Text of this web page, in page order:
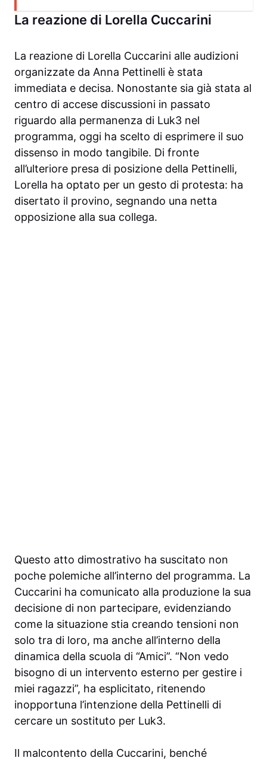
La reazione di Lorella Cuccarini
La reazione di Lorella Cuccarini alle audizioni
organizzate da Anna Pettinelli è stata
immediata e decisa. Nonostante sia già stata al
centro di accese discussioni in passato
riguardo alla permanenza di Luk3 nel
programma, oggi ha scelto di esprimere il suo
dissenso in modo tangibile. Di fronte
all’ulteriore presa di posizione della Pettinelli,
Lorella ha optato per un gesto di protesta: ha
disertato il provino, segnando una netta
opposizione alla sua collega.
Questo atto dimostrativo ha suscitato non
poche polemiche all’interno del programma. La
Cuccarini ha comunicato alla produzione la sua
decisione di non partecipare, evidenziando
come la situazione stia creando tensioni non
solo tra di loro, ma anche all’interno della
dinamica della scuola di “Amici”. “Non vedo
bisogno di un intervento esterno per gestire i
miei ragazzi”, ha esplicitato, ritenendo
inopportuna l’intenzione della Pettinelli di
cercare un sostituto per Luk3.
Il malcontento della Cuccarini, benché